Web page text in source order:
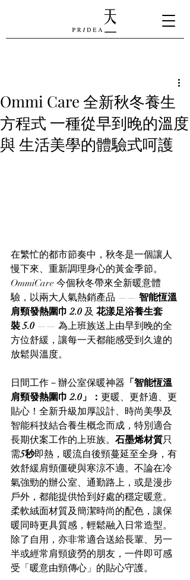
Ommi Care 全新秋冬養生
方程式 一種從早到晚的溫度
與 生活美學的體驗式呵護
在繁忙的都市節奏中，秋冬是一個讓人
慢下來、重新調理身心的黃金季節。
OmmiCare 今個秋冬帶來全新暖意體
驗，以兩大人氣熱銷產品 —— 智能恆溫
肩頸發熱圍巾 2.0 及 花漾足浴養生套
裝 5.0 —— 為上班族送上由早到晚的全
方位舒緩，讓每一天都能感受到久違的
放鬆與溫度。
日間工作－辦公室保暖神器 「智能恆溫
肩頸發熱圍巾 2.0」： 更暖、更舒適、更
貼心！全新升級加厚設計、時尚美學及
智能科技結合養生概念而成，特別適合
長期伏案工作的上班族。 石墨烯材質只
需5秒即熱，暖流自後頸蔓延至全身，有
效舒緩肩頸僵硬與寒涼不適。不論在冷
氣強勁的辦公室、通勤路上，或是漫步
戶外，都能提供恰到好處的穩定暖意。
柔軟絨面材質及簡潔時尚的配色，讓保
暖同時更具質感，輕鬆融入日常造型。
除了自用，亦非常適合送給長輩、另一
半或經常肩頸疲勞的朋友，一件即可感
受「暖意由頸傳心」的貼心守護。